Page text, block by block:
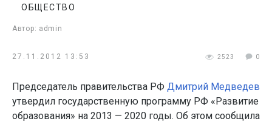
Автор: admin
ОБЩЕСТВО
27.11.2012 13:53 2523 0
Председатель правительства РФ Дмитрий Медведев
утвердил государственную программу РФ «Развитие
образования» на 2013 — 2020 годы. Об этом сообщила